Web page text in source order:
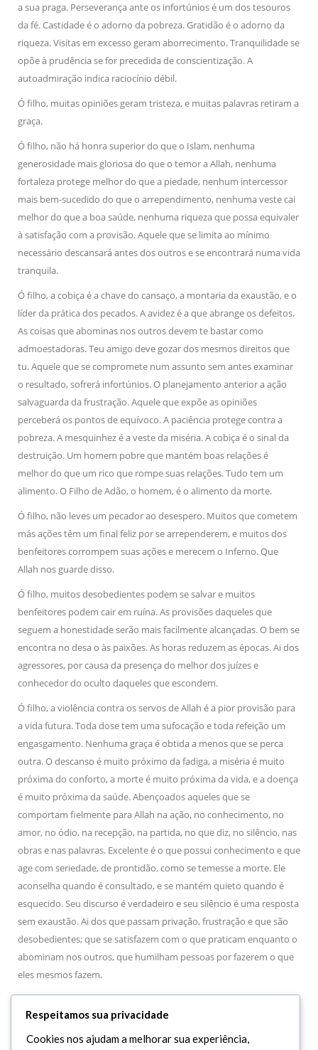
a sua praga. Perseverança ante os infortúnios é um dos tesouros
da fé. Castidade é o adorno da pobreza. Gratidão é o adorno da
riqueza. Visitas em excesso geram aborrecimento. Tranquilidade se
opõe à prudência se for precedida de conscientização. A
autoadmiração indica raciocínio débil.
Ó filho, muitas opiniões geram tristeza, e muitas palavras retiram a
graça.
Ó filho, não há honra superior do que o Islam, nenhuma
generosidade mais gloriosa do que o temor a Allah, nenhuma
fortaleza protege melhor do que a piedade, nenhum intercessor
mais bem-sucedido do que o arrependimento, nenhuma veste cai
melhor do que a boa saúde, nenhuma riqueza que possa equivaler
à satisfação com a provisão. Aquele que se limita ao mínimo
necessário descansará antes dos outros e se encontrará numa vida
tranquila.
Ó filho, a cobiça é a chave do cansaço, a montaria da exaustão, e o
líder da prática dos pecados. A avidez é a que abrange os defeitos.
As coisas que abominas nos outros devem te bastar como
admoestadoras. Teu amigo deve gozar dos mesmos direitos que
tu. Aquele que se compromete num assunto sem antes examinar
o resultado, sofrerá infortúnios. O planejamento anterior a ação
salvaguarda da frustração. Aquele que expõe as opiniões
perceberá os pontos de equívoco. A paciência protege contra a
pobreza. A mesquinhez é a veste da miséria. A cobiça é o sinal da
destruição. Um homem pobre que mantém boas relações é
melhor do que um rico que rompe suas relações. Tudo tem um
alimento. O Filho de Adão, o homem, é o alimento da morte.
Ó filho, não leves um pecador ao desespero. Muitos que cometem
más ações têm um final feliz por se arrependerem, e muitos dos
benfeitores corrompem suas ações e merecem o Inferno. Que
Allah nos guarde disso.
Ó filho, muitos desobedientes podem se salvar e muitos
benfeitores podem cair em ruína. As provisões daqueles que
seguem a honestidade serão mais facilmente alcançadas. O bem se
encontra no desa o às paixões. As horas reduzem as épocas. Ai dos
agressores, por causa da presença do melhor dos juízes e
conhecedor do oculto daqueles que escondem.
Ó filho, a violência contra os servos de Allah é a pior provisão para
a vida futura. Toda dose tem uma sufocação e toda refeição um
engasgamento. Nenhuma graça é obtida a menos que se perca
outra. O descanso é muito próximo da fadiga, a miséria é muito
próxima do conforto, a morte é muito próxima da vida, e a doença
é muito próxima da saúde. Abençoados aqueles que se
comportam fielmente para Allah na ação, no conhecimento, no
amor, no ódio, na recepção, na partida, no que diz, no silêncio, nas
obras e nas palavras. Excelente é o que possui conhecimento e que
age com seriedade, de prontidão, como se temesse a morte. Ele
aconselha quando é consultado, e se mantém quieto quando é
esquecido. Seu discurso é verdadeiro e seu silêncio é uma resposta
sem exaustão. Ai dos que passam privação, frustração e que são
desobedientes; que se satisfazem com o que praticam enquanto o
abominam nos outros, que humilham pessoas por fazerem o que
eles mesmos fazem.
Ó filho, deves saber que a afeição daqueles cujas palavras são
indulgentes é compulsória.
Que Allah te oriente até a tua prosperidade e te conte entre as
Respeitamos sua privacidade
Cookies nos ajudam a melhorar sua experiência,